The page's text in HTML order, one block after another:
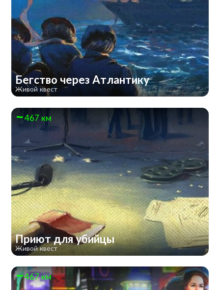
Бегство через Атлантику
Живой квест
467 км
Приют для убийцы
Живой квест
467 км